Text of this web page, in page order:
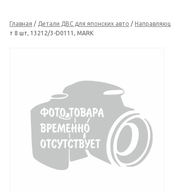
Главная / Детали ДВС для японских авто /
т 8 шт, 13212/3-D0111, MARK